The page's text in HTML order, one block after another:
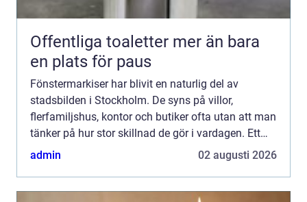
Offentliga toaletter mer än bara
en plats för paus
Fönstermarkiser har blivit en naturlig del av
stadsbilden i Stockholm. De syns på villor,
flerfamiljshus, kontor och butiker ofta utan att man
tänker på hur stor skillnad de gör i vardagen. Ett
genomtänkt solskydd minskar värmen inomhus,
admin 02 augusti 2026